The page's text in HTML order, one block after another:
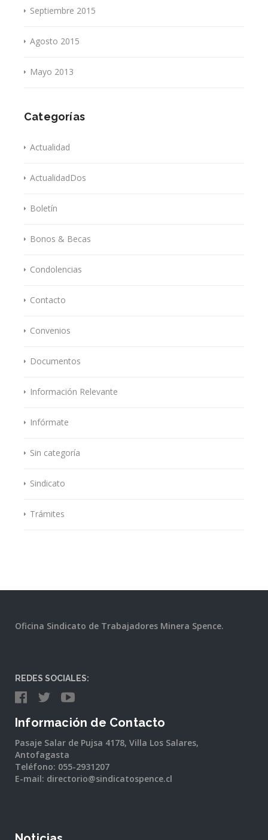
Septiembre 2015
Agosto 2015
Mayo 2013
Categorías
Actualidad
ActualidadDos
Boletín
Bonos & Becas
Condolencias
Contacto
Convenios
Documentos
Información Relevante
Infórmate
Sin categoría
Sindicato
Trámites
Oficina Sindicato de Trabajadores Minera Spence.
REDES SOCIALES:
Información de Contacto
Pasaje Salar de Pujsa 4178, Villa Los Salares,
Antofagasta
Teléfono: 055-2931207
E-mail: directorio@sindicatospence.cl